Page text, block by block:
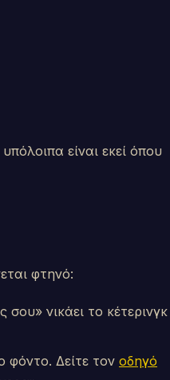
είναι εκεί όπου
φτηνό:
νικάει το κέτερινγκ
φόντο. Δείτε τον οδηγό